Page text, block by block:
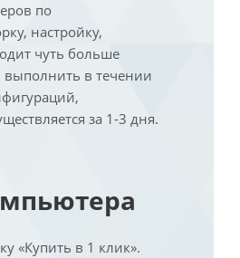
по
настройку,
чуть больше
выполнить в течении
за 1-3 дня.
«Купить в 1 клик».